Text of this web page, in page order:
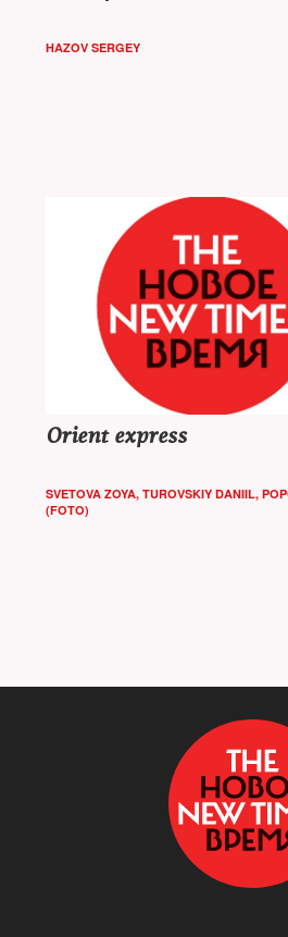
HAZOV SERGEY
Orient express
SVETOVA ZOYA, TUROVSKIY DANIIL,
(FOTO)